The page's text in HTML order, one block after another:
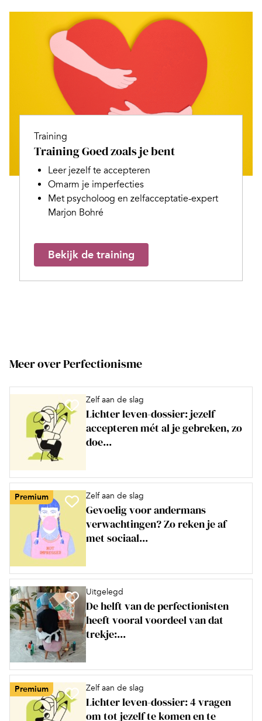
Training
Training Goed zoals je bent
Leer jezelf te accepteren
Omarm je imperfecties
Met psycholoog en zelfacceptatie-expert
Marjon Bohré
Bekijk de training
Meer over Perfectionisme
Zelf aan de slag
Lichter leven-dossier: jezelf
accepteren mét al je gebreken, zo
doe...
Premium Zelf aan de slag
Gevoelig voor andermans
verwachtingen? Zo reken je af
met sociaal...
Uitgelegd
De helft van de perfectionisten
heeft vooral voordeel van dat
trekje:...
Premium Zelf aan de slag
Lichter leven-dossier: 4 vragen
om tot jezelf te komen en te